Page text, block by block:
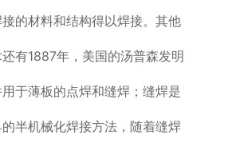
的材料和结构得以焊接。其他
有1887年，美国的汤普森发明
于薄板的点焊和缝焊；缝焊是
半机械化焊接方法，随着缝焊